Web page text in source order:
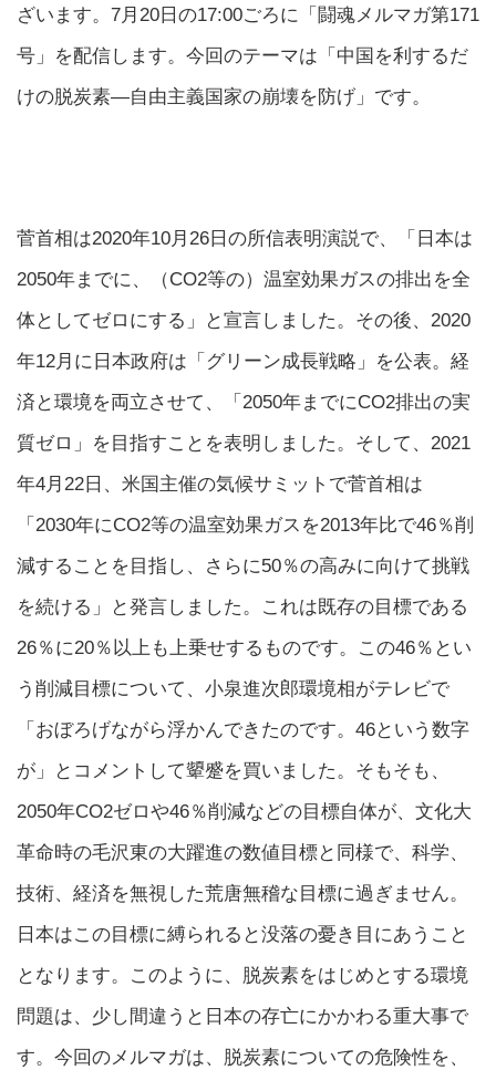
ざいます。7月20日の17:00ごろに「闘魂メルマガ第171
号」を配信します。今回のテーマは「中国を利するだ
けの脱炭素―自由主義国家の崩壊を防げ」です。
菅首相は2020年10月26日の所信表明演説で、「日本は
2050年までに、（CO2等の）温室効果ガスの排出を全
体としてゼロにする」と宣言しました。その後、2020
年12月に日本政府は「グリーン成長戦略」を公表。経
済と環境を両立させて、「2050年までにCO2排出の実
質ゼロ」を目指すことを表明しました。そして、2021
年4月22日、米国主催の気候サミットで菅首相は
「2030年にCO2等の温室効果ガスを2013年比で46％削
減することを目指し、さらに50％の高みに向けて挑戦
を続ける」と発言しました。これは既存の目標である
26％に20％以上も上乗せするものです。この46％とい
う削減目標について、小泉進次郎環境相がテレビで
「おぼろげながら浮かんできたのです。46という数字
が」とコメントして顰蹙を買いました。そもそも、
2050年CO2ゼロや46％削減などの目標自体が、文化大
革命時の毛沢東の大躍進の数値目標と同様で、科学、
技術、経済を無視した荒唐無稽な目標に過ぎません。
日本はこの目標に縛られると没落の憂き目にあうこと
となります。このように、脱炭素をはじめとする環境
問題は、少し間違うと日本の存亡にかかわる重大事で
す。今回のメルマガは、脱炭素についての危険性を、